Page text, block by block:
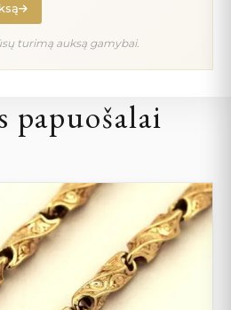
turimą auksą gamybai.
papuošalai